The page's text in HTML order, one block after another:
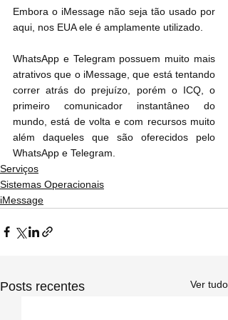
Embora o iMessage não seja tão usado por
aqui, nos EUA ele é amplamente utilizado.
WhatsApp e Telegram possuem muito mais
atrativos que o iMessage, que está tentando
correr atrás do prejuízo, porém o ICQ, o
primeiro comunicador instantâneo do
mundo, está de volta e com recursos muito
além daqueles que são oferecidos pelo
WhatsApp e Telegram.
Serviços
Sistemas Operacionais
iMessage
Posts recentes Ver tudo